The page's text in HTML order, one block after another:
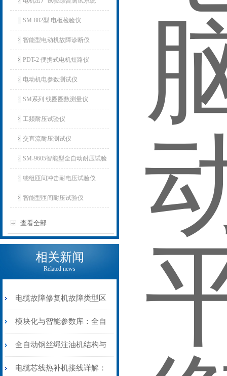
SM-882型 电枢检验仪
智能型电动机故障诊断仪
PDT-2 便携式电机短路仪
电动机电参数测试仪
SM系列 线圈圈数测量仪
工频耐压试验仪
交直流耐压测试仪
SM-9605智能型全自动耐压试验
仪
绕组匝间冲击耐电压试验仪
智能型匝间耐压试验仪
查看全部
相关新闻
Related news
电缆故障修复机故障类型区
分指南：从“绝缘电
阻”到“波形特征”的精准诊
断逻辑
模块化与智能参数库：全自
动电缆修复机的快速换型逻
辑
全自动钢丝绳注油机结构与
工作原理：揭秘高效润滑的
电缆芯线热补机接线详解：